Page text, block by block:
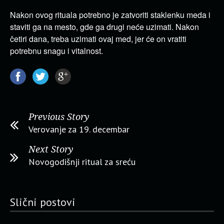
Nakon ovog rituala potrebno je zatvoriti staklenku meda i
staviti ga na mesto, gde ga drugi neće uzimati. Nakon
četiri dana, treba uzimati ovaj med, jer će on vratiti
potrebnu snagu i vitalnost.
Previous Story
Verovanje za 19. decembar
Next Story
Novogodišnji ritual za sreću
Slični postovi